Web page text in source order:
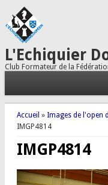
L'Echiquier
Club Formateur de la
Vous êtes ici
Accueil » Images de l'open
IMGP4814
IMGP4814